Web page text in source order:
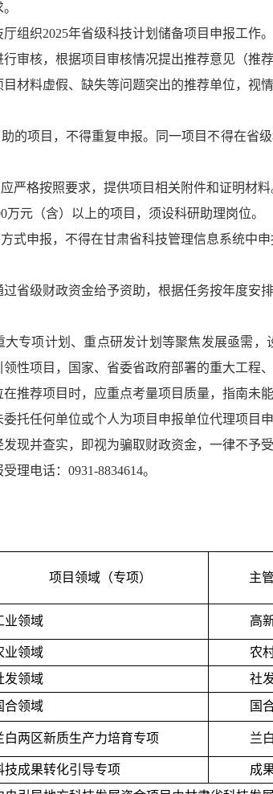
组织2025年省级科技计划储备项目申报工
审核，根据项目审核情况提出推荐意见（
材料虚假、缺失等问题突出的推荐单位，视
的项目，不得重复申报。同一项目不得在省
严格按照要求，提供项目相关附件和证明材料
万元（含）以上的项目，须设科研助理岗位。
式申报，不得在甘肃省科技管理信息系统中申
省级财政资金给予资助，根据任务按年度安
大专项计划、重点研发计划等聚焦发展亟需
性项目，国家、省委省政府部署的重大工程
推荐项目时，应重点考量项目质量，指南未
委托任何单位或个人为项目申报单位代理项
现并查实，即视为骗取财政资金，一律不予
理电话：0931-8834614。
项目领域（专项） 主
业领域 高
业领域 农
发领域
社
合领域
国
白两区新质生产力培育专项 兰
技成果转化引导专项 成